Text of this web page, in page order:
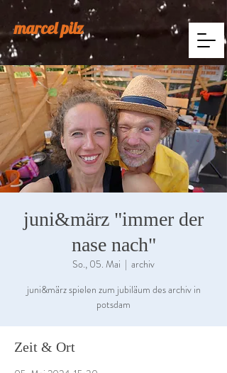
marcel pilz
juni&märz "immer der
nase nach"
So., 05. Mai
  |
archiv
juni&märz spielen zum jubiläum des archiv in
potsdam
Zeit & Ort